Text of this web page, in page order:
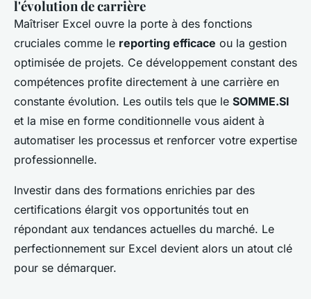
l'évolution de carrière
Maîtriser Excel ouvre la porte à des fonctions
cruciales comme le reporting efficace ou la gestion
optimisée de projets. Ce développement constant des
compétences profite directement à une carrière en
constante évolution. Les outils tels que le SOMME.SI
et la mise en forme conditionnelle vous aident à
automatiser les processus et renforcer votre expertise
professionnelle.
Investir dans des formations enrichies par des
certifications élargit vos opportunités tout en
répondant aux tendances actuelles du marché. Le
perfectionnement sur Excel devient alors un atout clé
pour se démarquer.